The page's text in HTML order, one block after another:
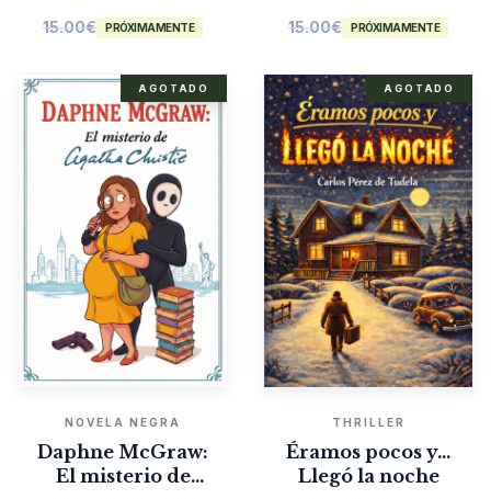
15.00€ PRÓXIMAMENTE 15.00€ PRÓXIMAMENTE
AGOTADO
NOVELA NEGRA
Daphne McGraw:
El misterio de
AGOTADO
THRILLER
Éramos pocos y…
Llegó la noche